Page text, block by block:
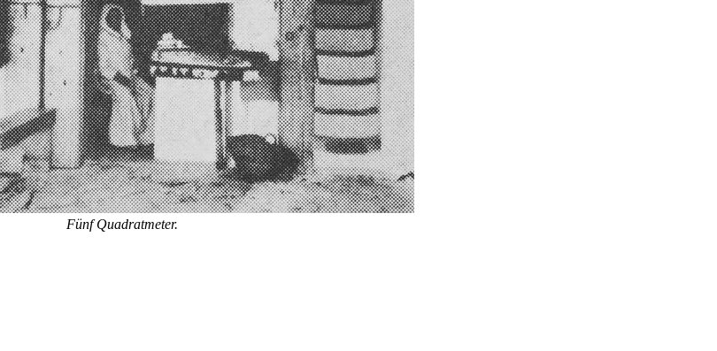
Fünf Quadratmeter.